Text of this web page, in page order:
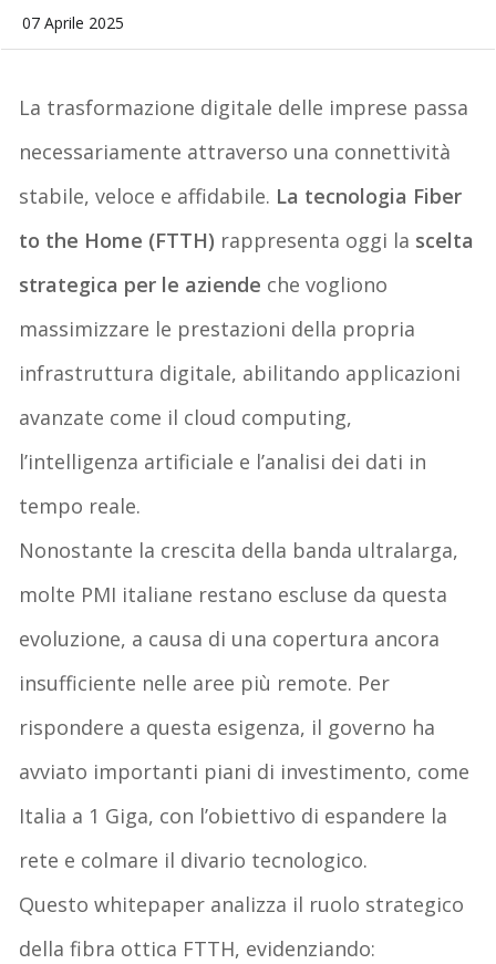
07 Aprile 2025
La trasformazione digitale delle imprese passa
necessariamente attraverso una connettività
stabile, veloce e affidabile. La tecnologia Fiber
to the Home (FTTH) rappresenta oggi la scelta
strategica per le aziende che vogliono
massimizzare le prestazioni della propria
infrastruttura digitale, abilitando applicazioni
avanzate come il cloud computing,
l’intelligenza artificiale e l’analisi dei dati in
tempo reale.
Nonostante la crescita della banda ultralarga,
molte PMI italiane restano escluse da questa
evoluzione, a causa di una copertura ancora
insufficiente nelle aree più remote. Per
rispondere a questa esigenza, il governo ha
avviato importanti piani di investimento, come
Italia a 1 Giga, con l’obiettivo di espandere la
rete e colmare il divario tecnologico.
Questowhitepaper analizza il ruolo strategico
della fibra ottica FTTH, evidenziando: